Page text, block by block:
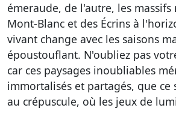
émeraude, de l'autre, les massifs
Mont-Blanc et des Écrins à
vivant change avec les saisons
époustouflant. N'oubliez pas
car ces paysages inoubliables
immortalisés et partagés, que ce
au crépuscule, où les jeux de